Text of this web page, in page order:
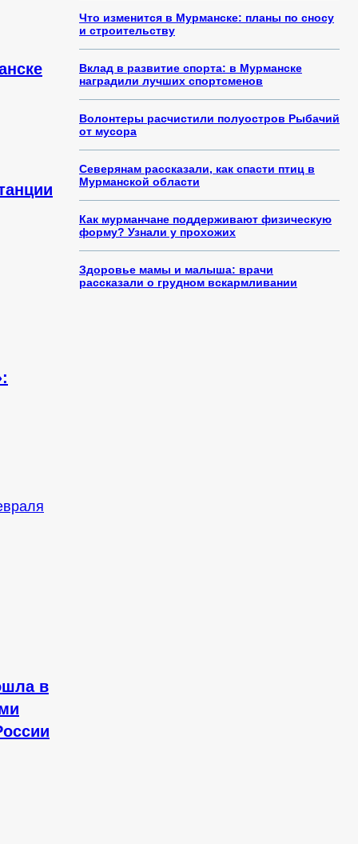
в
Что изменится в Мурманске: планы по сносу
и строительству
Вклад в развитие спорта: в Мурманске
наградили лучших спортсменов
Волонтеры расчистили полуостров Рыбачий
от мусора
Северянам рассказали, как спасти птиц в
Мурманской области
Как мурманчане поддерживают физическую
форму? Узнали у прохожих
Здоровье мамы и малыша: врачи
рассказали о грудном вскармливании